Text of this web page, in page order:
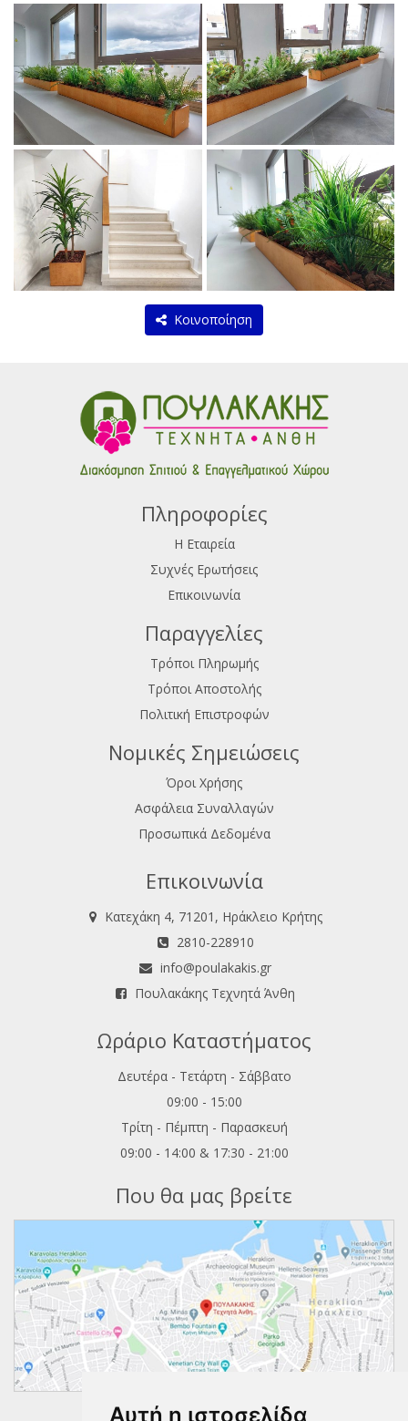
Αυτή η ιστοσελίδα
Κοινοποίηση
Πληροφορίες
Η Εταιρεία
Συχνές Ερωτήσεις
Επικοινωνία
Παραγγελίες
Τρόποι Πληρωμής
Τρόποι Αποστολής
Πολιτική Επιστροφών
Νομικές Σημειώσεις
Όροι Χρήσης
Ασφάλεια Συναλλαγών
Προσωπικά Δεδομένα
Επικοινωνία
Κατεχάκη 4, 71201, Ηράκλειο Κρήτης
2810-228910
info@poulakakis.gr
Πουλακάκης Τεχνητά Άνθη
Ωράριο Καταστήματος
Δευτέρα - Τετάρτη - Σάββατο
09:00 - 15:00
Τρίτη - Πέμπτη - Παρασκευή
09:00 - 14:00 & 17:30 - 21:00
Που θα μας βρείτε